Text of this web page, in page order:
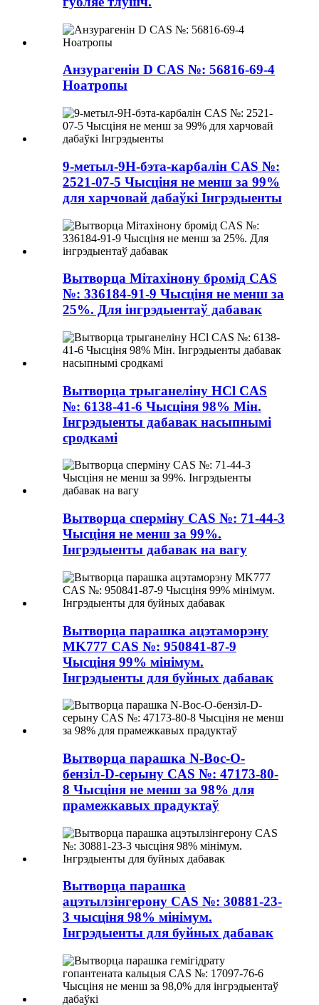
Анзурагенін D CAS №: 56816-69-4
Ноатропы
9-метыл-9H-бэта-карбалін CAS №:
2521-07-5 Чысціня не менш за 99%
для харчовай дабаўкі Інгрэдыенты
Вытворца Мітахінону бромід CAS
№: 336184-91-9 Чысціня не менш за
25%. Для інгрэдыентаў дабавак
Вытворца трыганеліну HCl CAS
№: 6138-41-6 Чысціня 98% Мін.
Інгрэдыенты дабавак насыпнымі
сродкамі
Вытворца сперміну CAS №: 71-44-3
Чысціня не менш за 99%.
Інгрэдыенты дабавак на вагу
Вытворца парашка ацэтаморэну
MK777 CAS №: 950841-87-9
Чысціня 99% мінімум.
Інгрэдыенты для буйных дабавак
Вытворца парашка N-Boc-O-
бензіл-D-серыну CAS №: 47173-80-
8 Чысціня не менш за 98% для
прамежкавых прадуктаў
Вытворца парашка
ацэтылзінгерону CAS №: 30881-23-
3 чысціня 98% мінімум.
Інгрэдыенты для буйных дабавак